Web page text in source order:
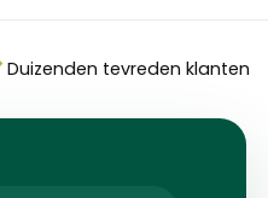
Duizenden tevreden klanten